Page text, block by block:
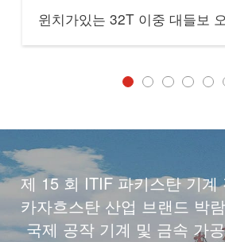
윈치가있는 32T 이중 대들보
제 15 회 ITIF 파키스탄 기계
카자흐스탄 산업 브랜드 박
국제 공작 기계 및 금속 가